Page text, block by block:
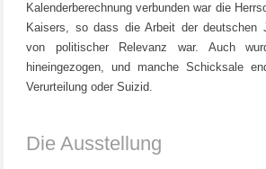
Kalenderberechnung verbunden war die
Kaisers, so dass die Arbeit der deutschen
von politischer Relevanz war. Auch
hineingezogen, und manche Schicksale
Verurteilung oder Suizid.
Die Ausstellung